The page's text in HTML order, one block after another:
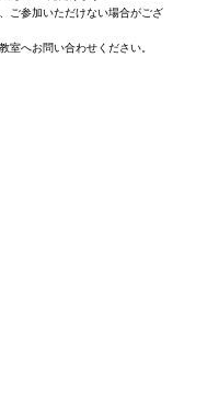
ご参加いただけない場合がござ
室へお問い合わせください。